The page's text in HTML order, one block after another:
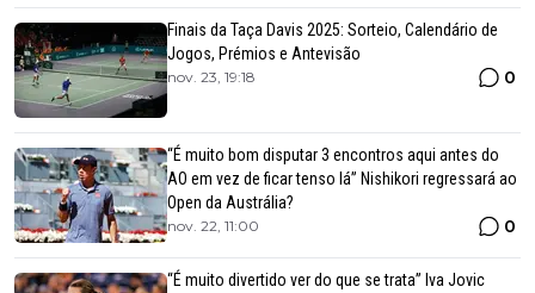
Finais da Taça Davis 2025: Sorteio, Calendário de
Jogos, Prémios e Antevisão
nov. 23, 19:18 0
“É muito bom disputar 3 encontros aqui antes do
AO em vez de ficar tenso lá” Nishikori regressará ao
Open da Austrália?
nov. 22, 11:00 0
“É muito divertido ver do que se trata” Iva Jovic